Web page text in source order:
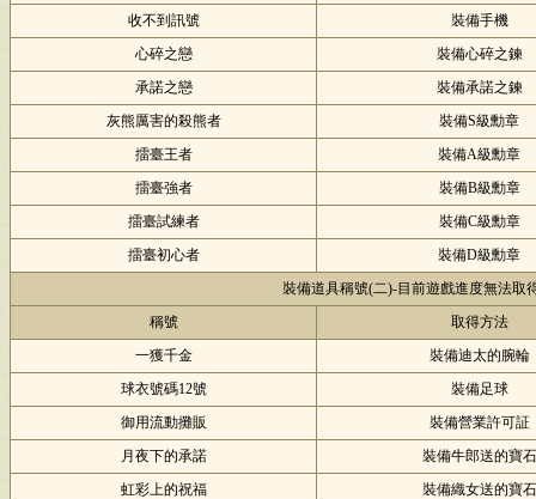
收不到訊號
裝備手機
心碎之戀
裝備心碎之鍊
承諾之戀
裝備承諾之鍊
灰熊厲害的殺熊者
裝備S級勳章
擂臺王者
裝備A級勳章
擂臺強者
裝備B級勳章
擂臺試練者
裝備C級勳章
擂臺初心者
裝備D級勳章
裝備道具稱號(二)-目前遊戲進度無法取
稱號
取得方法
一獲千金
裝備迪太的腕輪
球衣號碼12號
裝備足球
御用流動攤販
裝備營業許可証
月夜下的承諾
裝備牛郎送的寶石
虹彩上的祝福
裝備織女送的寶石